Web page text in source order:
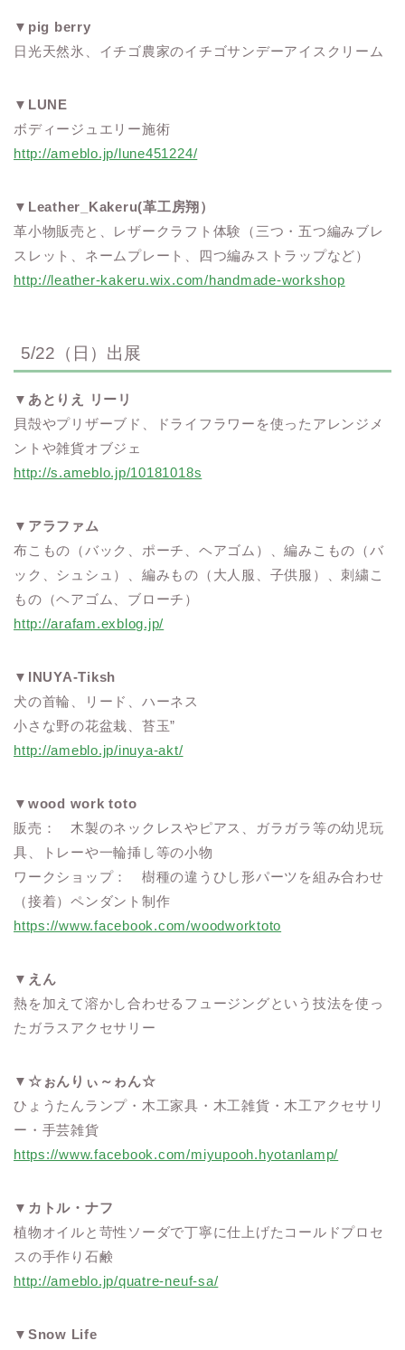
▼ pig berry
日光天然氷、イチゴ農家のイチゴサンデーアイスクリーム
▼ LUNE
ボディージュエリー施術
http://ameblo.jp/lune451224/
▼ Leather_Kakeru(革工房翔）
革小物販売と、レザークラフト体験（三つ・五つ編みブレ
スレット、ネームプレート、四つ編みストラップなど）
http://leather-kakeru.wix.com/handmade-workshop
5/22（日）出展
▼ あとりえ リーリ
貝殻やプリザーブド、ドライフラワーを使ったアレンジメ
ントや雑貨オブジェ
http://s.ameblo.jp/10181018s
▼ アラファム
布こもの（バック、ポーチ、ヘアゴム）、編みこもの（バ
ック、シュシュ）、編みもの（大人服、子供服）、刺繍こ
もの（ヘアゴム、ブローチ）
http://arafam.exblog.jp/
▼ INUYA-Tiksh
犬の首輪、リード、ハーネス
小さな野の花盆栽、苔玉”
http://ameblo.jp/inuya-akt/
▼ wood work toto
販売： 木製のネックレスやピアス、ガラガラ等の幼児玩
具、トレーや一輪挿し等の小物
ワークショップ： 樹種の違うひし形パーツを組み合わせ
（接着）ペンダント制作
https://www.facebook.com/woodworktoto
▼ えん
熱を加えて溶かし合わせるフュージングという技法を使っ
たガラスアクセサリー
▼ ☆ぉんりぃ～ゎん☆
ひょうたんランプ・木工家具・木工雑貨・木工アクセサリ
ー・手芸雑貨
https://www.facebook.com/miyupooh.hyotanlamp/
▼ カトル・ナフ
植物オイルと苛性ソーダで丁寧に仕上げたコールドプロセ
スの手作り石鹸
http://ameblo.jp/quatre-neuf-sa/
▼ Snow Life